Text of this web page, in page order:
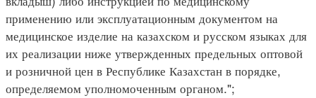
применению или эксплуатационным документом на
медицинское изделие на казахском и русском языках для
их реализации ниже утвержденных предельных оптовой
и розничной цен в Республике Казахстан в порядке,
определяемом уполномоченным органом.";